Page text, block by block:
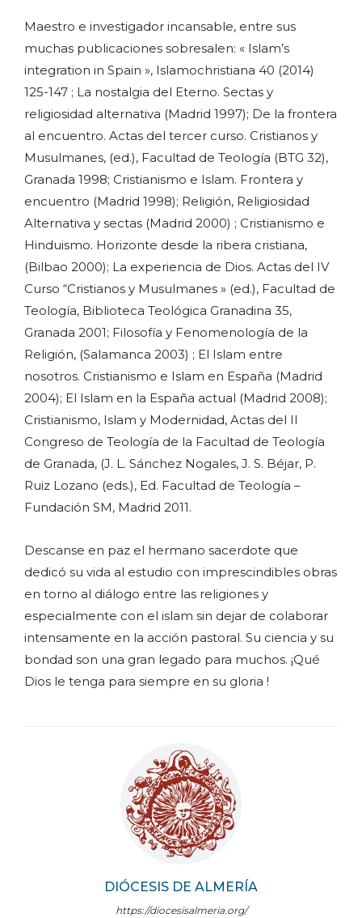
DIÓCESIS DE ALMERÍA
https://diocesisalmeria.org/
Maestro e investigador incansable, entre sus
muchas publicaciones sobresalen: « Islam’s
integration in Spain », Islamochristiana 40 (2014)
125-147 ; La nostalgia del Eterno. Sectas y
religiosidad alternativa (Madrid 1997); De la frontera
al encuentro. Actas del tercer curso. Cristianos y
Musulmanes, (ed.), Facultad de Teología (BTG 32),
Granada 1998; Cristianismo e Islam. Frontera y
encuentro (Madrid 1998); Religión, Religiosidad
Alternativa y sectas (Madrid 2000) ; Cristianismo e
Hinduismo. Horizonte desde la ribera cristiana,
(Bilbao 2000); La experiencia de Dios. Actas del IV
Curso “Cristianos y Musulmanes » (ed.), Facultad de
Teología, Biblioteca Teológica Granadina 35,
Granada 2001; Filosofía y Fenomenología de la
Religión, (Salamanca 2003) ; El Islam entre
nosotros. Cristianismo e Islam en España (Madrid
2004); El Islam en la España actual (Madrid 2008);
Cristianismo, Islam y Modernidad, Actas del II
Congreso de Teología de la Facultad de Teología
de Granada, (J. L. Sánchez Nogales, J. S. Béjar, P.
Ruiz Lozano (eds.), Ed. Facultad de Teología –
Fundación SM, Madrid 2011.
Descanse en paz el hermano sacerdote que
dedicó su vida al estudio con imprescindibles obras
en torno al diálogo entre las religiones y
especialmente con el islam sin dejar de colaborar
intensamente en la acción pastoral. Su ciencia y su
bondad son una gran legado para muchos. ¡Qué
Dios le tenga para siempre en su gloria !